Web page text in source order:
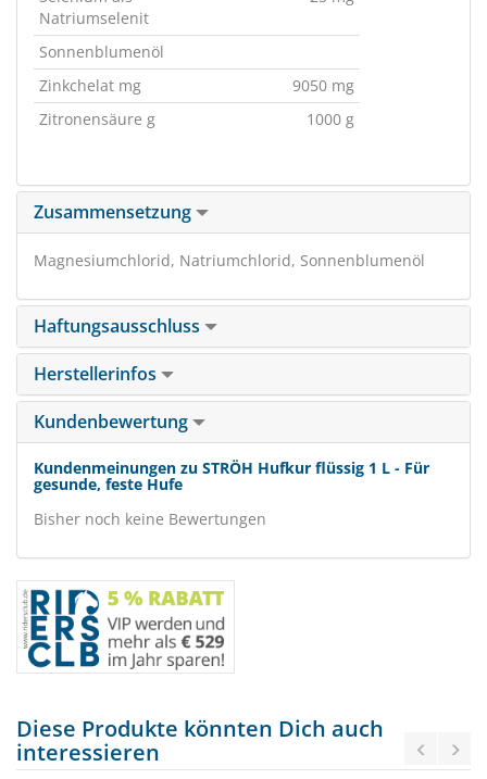
Natriumselenit
Sonnenblumenöl
Zinkchelat mg
9050 mg
Zitronensäure g
1000 g
Zusammensetzung
Magnesiumchlorid, Natriumchlorid, Sonnenblumenöl
Haftungsausschluss
Herstellerinfos
Kundenbewertung
Kundenmeinungen zu STRÖH Hufkur flüssig 1 L - Für
gesunde, feste Hufe
Bisher noch keine Bewertungen
Diese Produkte könnten Dich auch
interessieren